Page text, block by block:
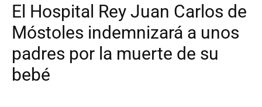
El Hospital Rey Juan Carlos de
Móstoles indemnizará a unos
padres por la muerte de su
bebé